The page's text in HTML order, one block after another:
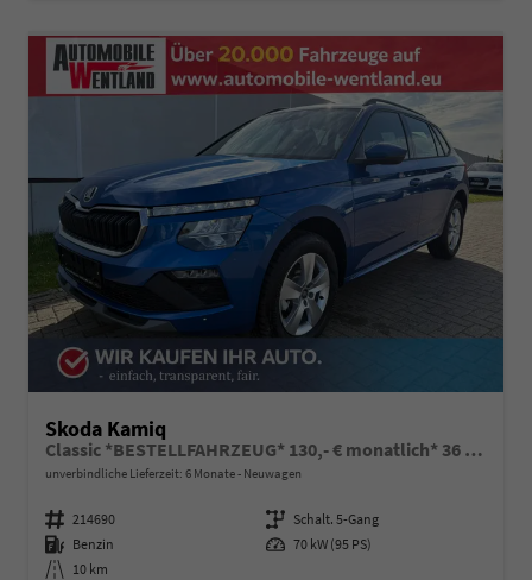
Skoda Kamiq
Classic *BESTELLFAHRZEUG* 130,- € monatlich* 36 Monate* Ohne Kilometerbegrenzung*
unverbindliche Lieferzeit: 6 Monate Neuwagen
Fahrzeugnummer 214690 Getriebe Schalt. 5-Gang
Kraftstoff Benzin Leistung 70 kW (95 PS)
Kilometerstand 10 km